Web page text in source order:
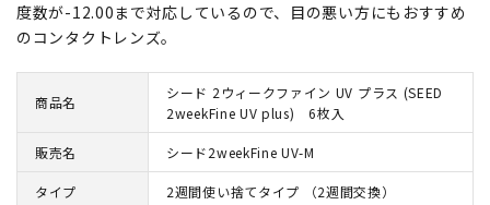
度数が-12.00まで対応しているので、目の悪い方にもおすすめ
のコンタクトレンズ。
商品名
シード 2ウィークファイン UV プラス (SEED
2weekFine UV plus) 6枚入
販売名 シード2weekFine UV-M
タイプ 2週間使い捨てタイプ （2週間交換）